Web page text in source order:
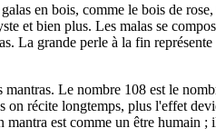
en bois, comme le bois de
et bien plus. Les malas se
La grande perle à la fin
Le nombre 108 est le
récite longtemps, plus l'effet
est comme un être humain